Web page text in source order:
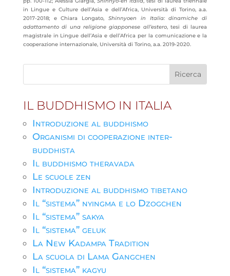
in Lingue e Culture dell’Asia e dell’Africa, Università di Torino, a.a.
2017-2018; e Chiara Longato, Shinnyoen in Italia: dinamiche di
adattamento di una religione giapponese all’estero, tesi di laurea
magistrale in Lingue dell’Asia e dell’Africa per la comunicazione e la
cooperazione internazionale, Università di Torino, a.a. 2019-2020.
IL BUDDHISMO IN ITALIA
Introduzione al buddhismo
Organismi di cooperazione inter-
buddhista
Il buddhismo theravada
Le scuole zen
Introduzione al buddhismo tibetano
Il “sistema” nyingma e lo Dzogchen
Il “sistema” sakya
Il “sistema” geluk
La New Kadampa Tradition
La scuola di Lama Gangchen
Il “sistema” kagyu